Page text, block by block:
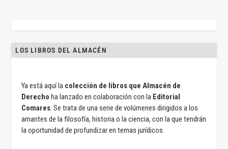
LOS LIBROS DEL ALMACÉN
Ya está aquí la colección de libros que Almacén de
Derecho ha lanzado en colaboración con la Editorial
Comares. Se trata de una serie de volúmenes dirigidos a los
amantes de la filosofía, historia o la ciencia, con la que tendrán
la oportunidad de profundizar en temas jurídicos.